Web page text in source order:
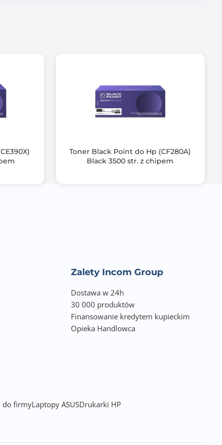
Toner Black Point do Hp (CF280A)
Black 3500 str. z chipem
Zalety Incom Group
Dostawa w 24h
30 000 produktów
Finansowanie kredytem kupieckim
Opieka Handlowca
do firmyLaptopy ASUSDrukarki HP